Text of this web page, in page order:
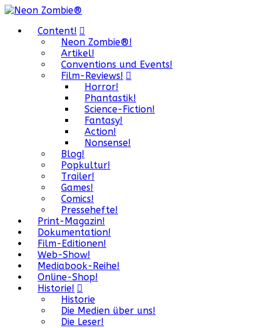
Content!
Neon Zombie®!
Artikel!
Conventions und Events!
Film-Reviews!
Horror!
Phantastik!
Science-Fiction!
Fantasy!
Action!
Nonsense!
Blog!
Popkultur!
Trailer!
Games!
Comics!
Pressehefte!
Print-Magazin!
Dokumentation!
Film-Editionen!
Web-Show!
Mediabook-Reihe!
Online-Shop!
Historie!
Historie
Die Medien über uns!
Die Leser!